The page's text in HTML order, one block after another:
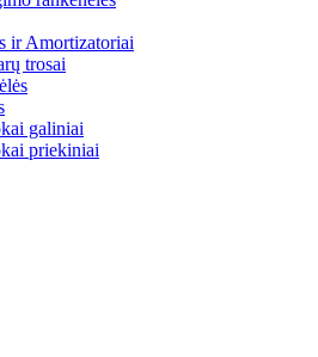
ir Amortizatoriai
trosai
galiniai
priekiniai